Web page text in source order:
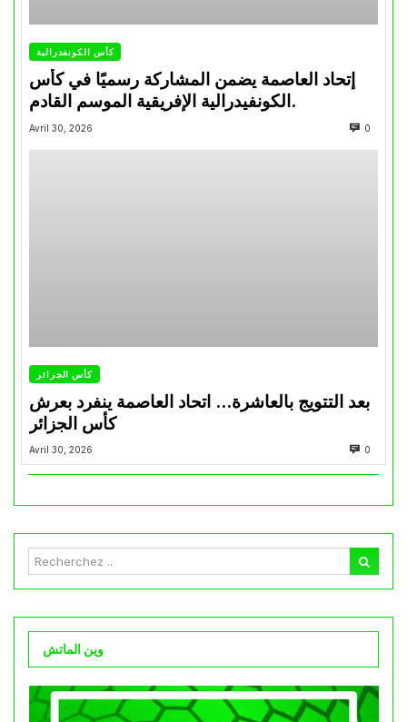
كأس الكونفدرالية
إتحاد العاصمة يضمن المشاركة رسميًا في كأس
الكونفيدرالية الإفريقية الموسم القادم.
Avril 30, 2026 0
كأس الجزائر
بعد التتويج بالعاشرة… اتحاد العاصمة ينفرد بعرش
كأس الجزائر
Avril 30, 2026 0
وين الماتش